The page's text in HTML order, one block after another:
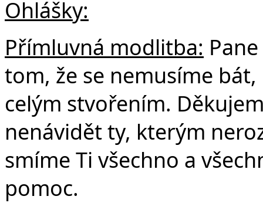
Ohlášky:
Přímluvná modlitba:
tom, že se nemusíme
celým stvořením.
nenávidět ty, kterým
smíme Ti všechno a
pomoc.